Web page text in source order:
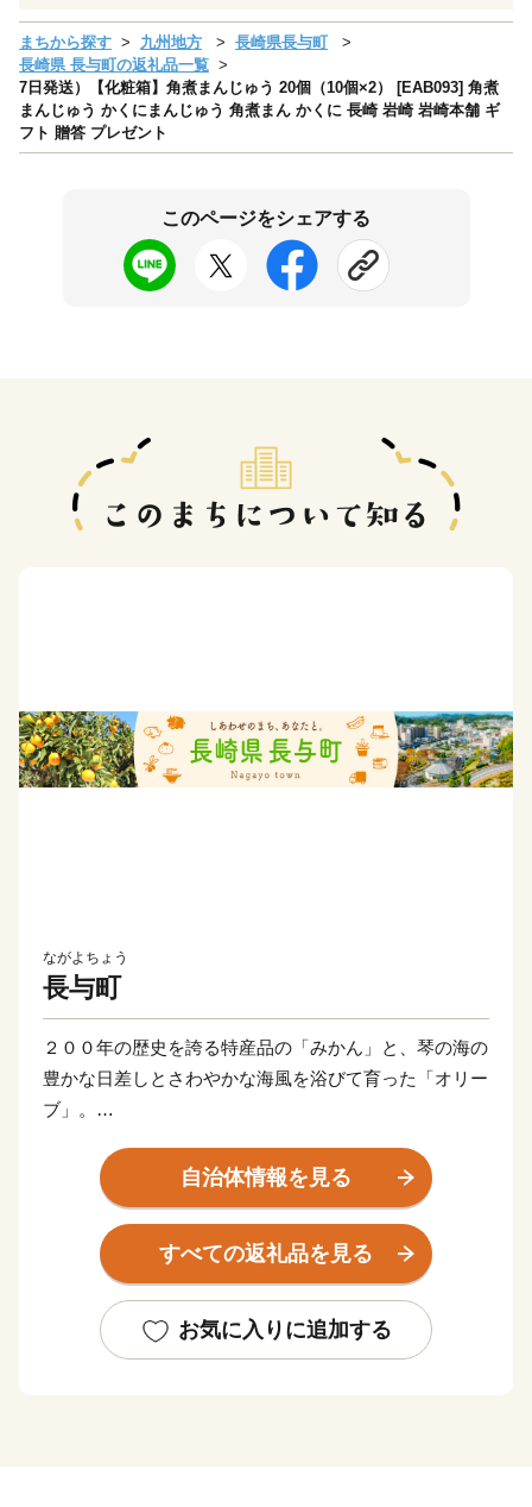
まちから探す 九州地方
長崎県長与町
長崎県 長与町の返礼品一覧
7日発送）【化粧箱】角煮まんじゅう 20個（10個×2） [EAB093] 角煮
まんじゅう かくにまんじゅう 角煮まん かくに 長崎 岩崎 岩崎本舗 ギ
フト 贈答 プレゼント
このページをシェアする
ながよちょう
長与町
２００年の歴史を誇る特産品の「みかん」と、琴の海の
豊かな日差しとさわやかな海風を浴びて育った「オリー
ブ」。
どこにでもあるような、でもここにしかない景色があり
“自然美” “造形美” に彩られた、住みやすさが自慢の風光
明媚な町です。
そんな長与町より心をこめて、お礼の品を贈呈いたしま
自治体情報を見る
すべての返礼品を見る
お気に入りに追加する